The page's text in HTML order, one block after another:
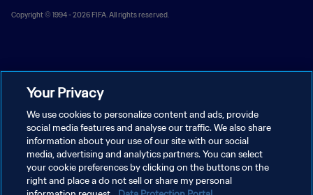
Copyright © 1994 - 2026 FIFA. All rights reserved.
Your Privacy
We use cookies to personalize content and ads, provide
social media features and analyse our traffic. We also share
information about your use of our site with our social
media, advertising and analytics partners. You can select
your cookie preferences by clicking on the buttons on the
right and place a do not sell or share my personal